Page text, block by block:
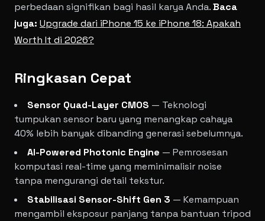
perbedaan signifikan bagi hasil karya Anda.Baca
juga: Upgrade dari iPhone 15 ke iPhone 18: Apakah
Worth It di 2026?
Ringkasan Cepat
Sensor Quad-Layer CMOS — Teknologi
tumpukan sensor baru yang menangkap cahaya
40% lebih banyak dibanding generasi sebelumnya.
AI-Powered Photonic Engine — Pemrosesan
komputasi real-time yang meminimalisir noise
tanpa mengurangi detail tekstur.
Stabilisasi Sensor-Shift Gen 3 — Kemampuan
mengambil eksposur panjang tanpa bantuan tripod